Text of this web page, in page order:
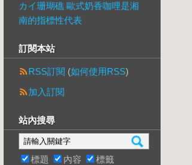
カイ珊瑚礁 歐式奶香咖哩是湘
南的指標性代表
訂閱本站
RSS訂閱 (如何使用RSS)
加入訂閱
站內搜尋
標題 內容 標籤